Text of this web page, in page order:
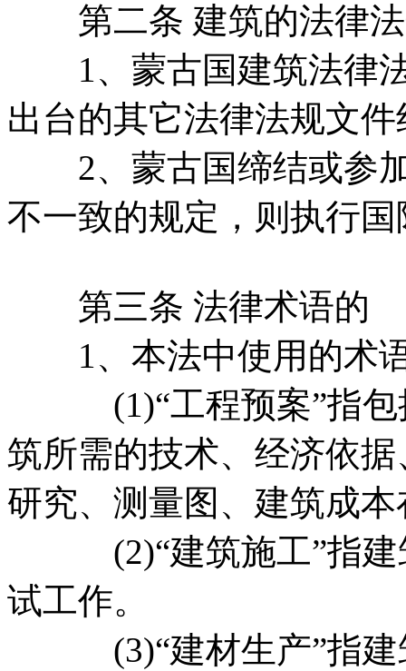
第二条 建筑的法律
1、蒙古国建筑法律法
出台的其它法律法规文件
2、蒙古国缔结或参加
不一致的规定，则执行
第三条 法律术语的
1、本法中使用的术
(1)“工程预案”指包
筑所需的技术、经济依
研究、测量图、建筑成
(2)“建筑施工”指建
试工作。
(3)“建材生产”指建